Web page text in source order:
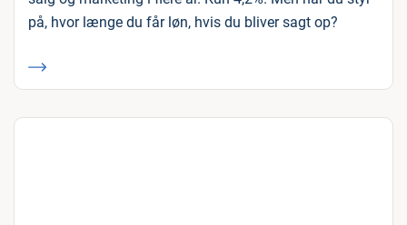
på, hvor længe du får løn, hvis du bliver sagt op?